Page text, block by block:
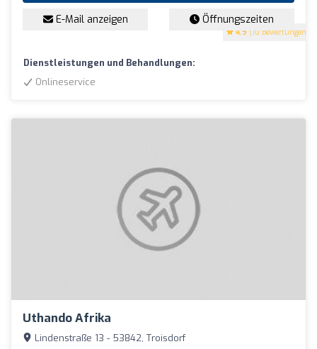
4.9 (10 Bewertungen)
E-Mail anzeigen Öffnungszeiten
Dienstleistungen und Behandlungen:
Onlineservice
Uthando Afrika
Lindenstraße 13 - 53842, Troisdorf